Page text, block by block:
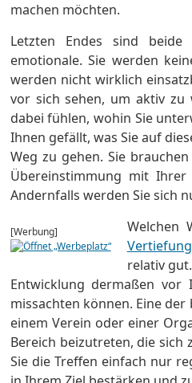
machen möchten.
Letzten Endes sind
emotionale. Sie werden
werden nicht wirklich
vor sich sehen, um aktiv zu
dabei fühlen, wohin Sie
Ihnen gefällt, was Sie auf
Weg zu gehen. Sie
Übereinstimmung mit
Andernfalls werden Sie sich
[Werbung]
Welchen
Vertiefung
relativ
Entwicklung dermaßen vor
missachten können. Eine
einem Verein oder einer
Bereich beizutreten, die
Sie die Treffen einfach nur